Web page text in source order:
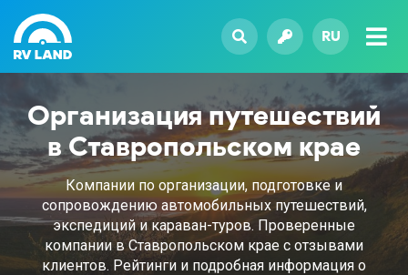
RU
Организация путешествий
в Ставропольском крае
Компании по организации, подготовке и
сопровождению автомобильных путешествий,
экспедиций и караван-туров. Проверенные
компании в Ставропольском крае с отзывами
клиентов. Рейтинги и подробная информация о